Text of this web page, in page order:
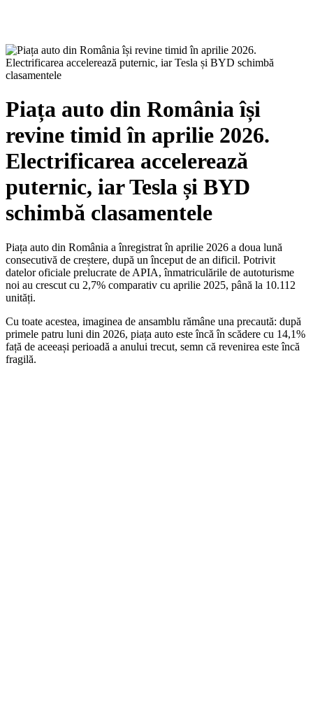
Piața auto din România își
revine timid în aprilie 2026.
Electrificarea accelerează
puternic, iar Tesla și BYD
schimbă clasamentele
Piața auto din România a înregistrat în aprilie 2026 a doua lună
consecutivă de creștere, după un început de an dificil. Potrivit
datelor oficiale prelucrate de APIA, înmatriculările de autoturisme
noi au crescut cu 2,7% comparativ cu aprilie 2025, până la 10.112
unități.
Cu toate acestea, imaginea de ansamblu rămâne una precaută: după
primele patru luni din 2026, piața auto este încă în scădere cu 14,1%
față de aceeași perioadă a anului trecut, semn că revenirea este încă
fragilă.